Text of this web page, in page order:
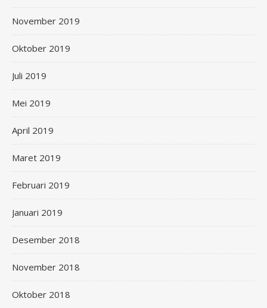
November 2019
Oktober 2019
Juli 2019
Mei 2019
April 2019
Maret 2019
Februari 2019
Januari 2019
Desember 2018
November 2018
Oktober 2018